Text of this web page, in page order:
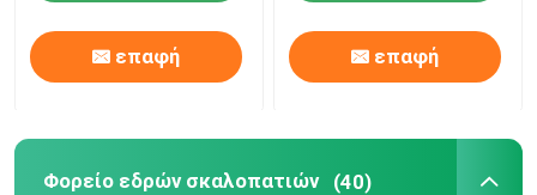
επαφή επαφή
Φορείο εδρών σκαλοπατιών (40)